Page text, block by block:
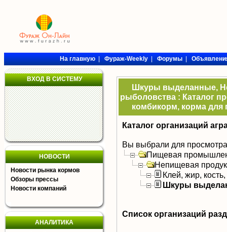
На главную|Фураж-Weekly|Форумы|
ВХОД В СИСТЕМУ
НОВОСТИ
Новости рынка кормов
Обзоры прессы
Новости компаний
АНАЛИТИКА
Шкуры выделанные,
рыболовства : Каталог
комбикорм, корма для
Каталог организаций
Вы выбрали для
Пищевая
Непищевая
Клей, жир,
Шкуры
Список организаций